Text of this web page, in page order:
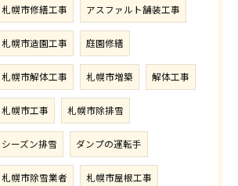
札幌市修繕工事 アスファルト舗装工事
札幌市造園工事 庭園修繕
札幌市解体工事 札幌市増築 解体工事
札幌市工事 札幌市除排雪
シーズン排雪 ダンプの運転手
札幌市除雪業者 札幌市屋根工事